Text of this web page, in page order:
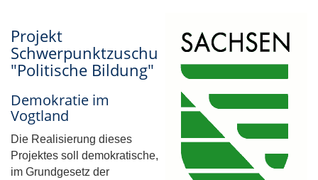
Projekt
Schwerpunktzuschuss
"Politische Bildung"
Demokratie im
Vogtland
Die Realisierung dieses
Projektes soll demokratische,
im Grundgesetz der